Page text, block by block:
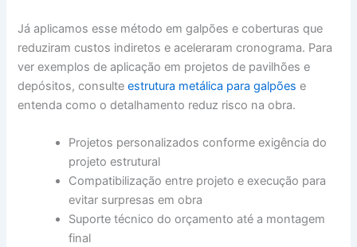
Já aplicamos esse método em galpões e coberturas que
reduziram custos indiretos e aceleraram cronograma. Para
ver exemplos de aplicação em projetos de pavilhões e
depósitos, consulteestrutura metálica para galpões e
entenda como o detalhamento reduz risco na obra.
Projetos personalizados conforme exigência do
projeto estrutural
Compatibilização entre projeto e execução para
evitar surpresas em obra
Suporte técnico do orçamento até a montagem
final